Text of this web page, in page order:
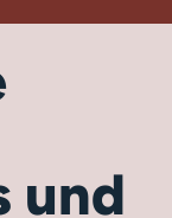
und